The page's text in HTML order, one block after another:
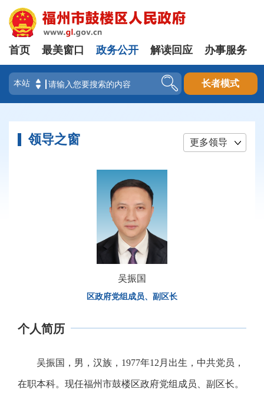
登录
首页 最美窗口 政务公开 解读回应 办事服务
长者模式
领导之窗 更多领导
吴振国
区政府党组成员、副区长
个人简历
吴振国，男，汉族，1977年12月出生，中共党员，
在职本科。现任福州市鼓楼区政府党组成员、副区长。